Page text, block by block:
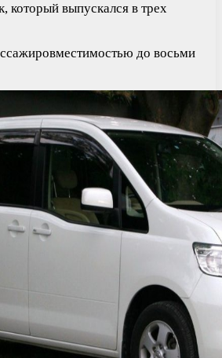
который выпускался в трех
до восьми